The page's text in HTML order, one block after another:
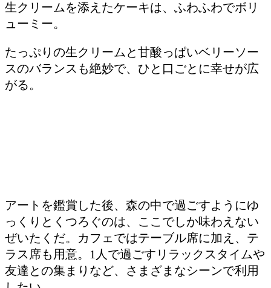
生クリームを添えたケーキは、ふわふわでボリ
ューミー。
たっぷりの生クリームと甘酸っぱいベリーソー
スのバランスも絶妙で、ひと口ごとに幸せが広
がる。
アートを鑑賞した後、森の中で過ごすようにゆ
っくりとくつろぐのは、ここでしか味わえない
ぜいたくだ。カフェではテーブル席に加え、テ
ラス席も用意。1人で過ごすリラックスタイムや
友達との集まりなど、さまざまなシーンで利用